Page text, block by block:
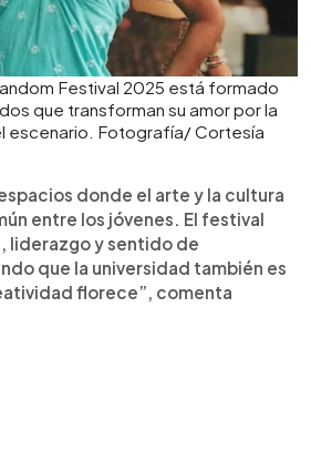
Festival 2025 está formado
que transforman su amor por la
escenario. Fotografía/ Cortesía
donde el arte y la cultura
entre los jóvenes. El festival
liderazgo y sentido de
que la universidad también es
florece”, comenta